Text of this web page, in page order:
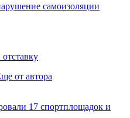
самоизоляции
от автора
17 спортплощадок и